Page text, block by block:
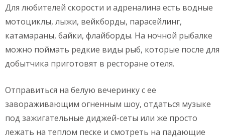
Для любителей скорости и адреналина есть водные
мотоциклы, лыжи, вейкборды, парасейлинг,
катамараны, байки, флайборды. На ночной рыбалке
можно поймать редкие виды рыб, которые после для
добытчика приготовят в ресторане отеля.
Отправиться на белую вечеринку с ее
завораживающим огненным шоу, отдаться музыке
под зажигательные диджей-сеты или же просто
лежать на теплом песке и смотреть на падающие